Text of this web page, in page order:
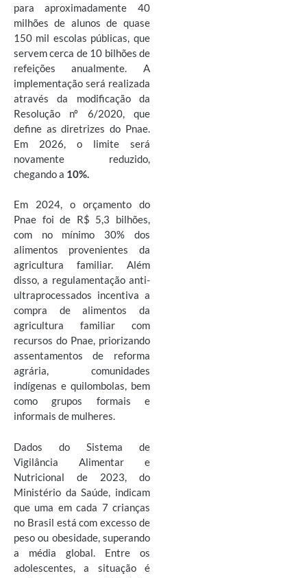
para aproximadamente 40
milhões de alunos de quase
150 mil escolas públicas, que
servem cerca de 10 bilhões de
refeições anualmente. A
implementação será realizada
através da modificação da
Resolução nº 6/2020, que
define as diretrizes do Pnae.
Em 2026, o limite será
novamente reduzido,
chegando a 10%.
Em 2024, o orçamento do
Pnae foi de R$ 5,3 bilhões,
com no mínimo 30% dos
alimentos provenientes da
agricultura familiar. Além
disso, a regulamentação anti-
ultraprocessados incentiva a
compra de alimentos da
agricultura familiar com
recursos do Pnae, priorizando
assentamentos de reforma
agrária, comunidades
indígenas e quilombolas, bem
como grupos formais e
informais de mulheres.
Dados do Sistema de
Vigilância Alimentar e
Nutricional de 2023, do
Ministério da Saúde, indicam
que uma em cada 7 crianças
no Brasil está com excesso de
peso ou obesidade, superando
a média global. Entre os
adolescentes, a situação é